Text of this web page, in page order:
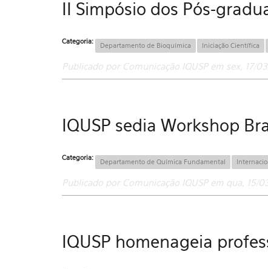
II Simpósio dos Pós-
Categoria: Departamento de Bioquímica Iniciação Científica
Publicado por Comunicação IQUSP em sex, 17/
IQUSP sedia Workshop
Categoria: Departamento de Química Fundamental
Publicado por Comunicação IQUSP em qua, 15/
IQUSP homenageia